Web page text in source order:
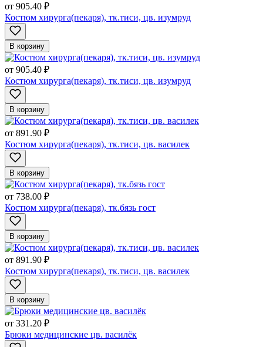
от 905.40 ₽
Костюм хирурга(пекаря), тк.тиси, цв. изумруд
В корзину
от 905.40 ₽
Костюм хирурга(пекаря), тк.тиси, цв. изумруд
В корзину
от 891.90 ₽
Костюм хирурга(пекаря), тк.тиси, цв. василек
В корзину
от 738.00 ₽
Костюм хирурга(пекаря), тк.бязь гост
В корзину
от 891.90 ₽
Костюм хирурга(пекаря), тк.тиси, цв. василек
В корзину
от 331.20 ₽
Брюки медицинские цв. василёк